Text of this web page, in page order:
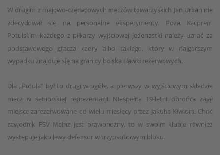
W drugim z majowo-czerwcowych meczów towarzyskich Jan Urban nie
zdecydował się na personalne eksperymenty. Poza Kacprem
Potulskim każdego z piłkarzy wyjściowej jedenastki należy uznać za
podstawowego gracza kadry albo takiego, który w najgorszym
wypadku znajduje się na granicy boiska i ławki rezerwowych.
Dla „Potula” był to drugi w ogóle, a pierwszy w wyjściowym składzie
mecz w seniorskiej reprezentacji. Niespełna 19-letni obrońca zajął
miejsce zarezerwowane od wielu miesięcy przez Jakuba Kiwiora. Choć
zawodnik FSV Mainz jest prawonożny, to w swoim klubie również
występuje jako lewy defensor w trzyosobowym bloku.